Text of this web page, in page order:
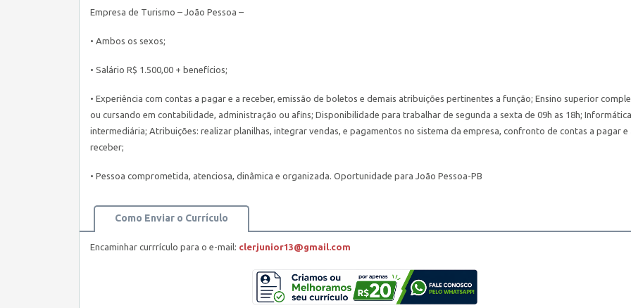
Empresa de Turismo – João Pessoa –
• Ambos os sexos;
• Salário R$ 1.500,00 + benefícios;
• Experiência com contas a pagar e a receber, emissão de boletos e demais atribuições pertinentes a função; Ensino superior
ou cursando em contabilidade, administração ou afins; Disponibilidade para trabalhar de segunda a sexta de 09h as 18h; Informática
intermediária; Atribuições: realizar planilhas, integrar vendas, e pagamentos no sistema da empresa, confronto de contas a pagar e
receber;
• Pessoa comprometida, atenciosa, dinâmica e organizada. Oportunidade para João Pessoa-PB
Como Enviar o Currículo
Encaminhar currrículo para o e-mail: clerjunior13@gmail.com